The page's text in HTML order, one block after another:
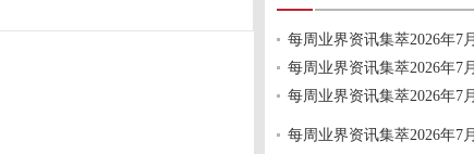
每周业界资讯集萃2026年7
每周业界资讯集萃2026年7
每周业界资讯集萃2026年7
每周业界资讯集萃2026年7